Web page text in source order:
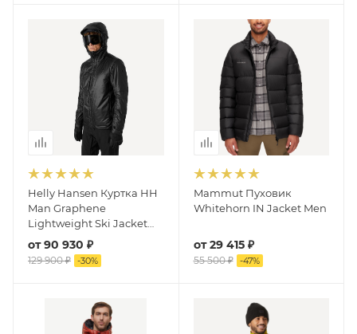
Helly Hansen Куртка HH
Man Graphene
Lightweight Ski Jacket
(Black)
от90 930 ₽
129 900 ₽ -30%
Mammut Пуховик
Whitehorn IN Jacket Men
от29 415 ₽
55 500 ₽ -47%